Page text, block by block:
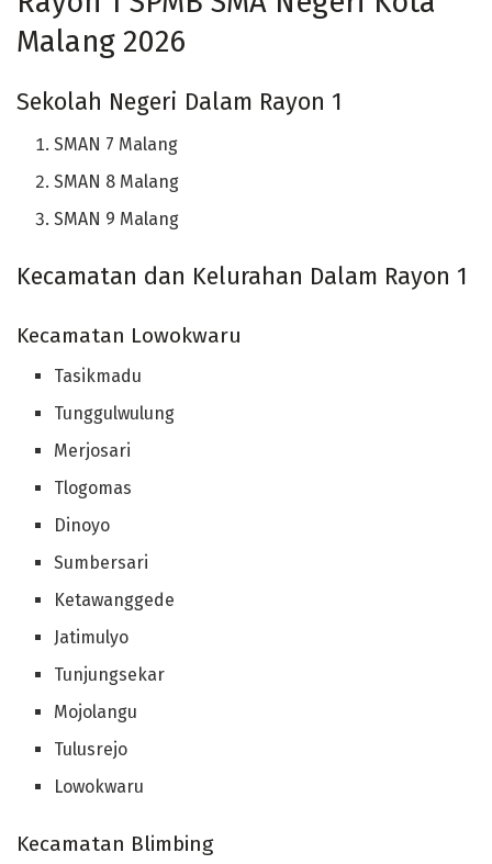
Malang 2026
Sekolah Negeri Dalam Rayon 1
SMAN 7 Malang
SMAN 8 Malang
SMAN 9 Malang
Kecamatan dan Kelurahan Dalam Rayon 1
Kecamatan Lowokwaru
Tasikmadu
Tunggulwulung
Merjosari
Tlogomas
Dinoyo
Sumbersari
Ketawanggede
Jatimulyo
Tunjungsekar
Mojolangu
Tulusrejo
Lowokwaru
Kecamatan Blimbing